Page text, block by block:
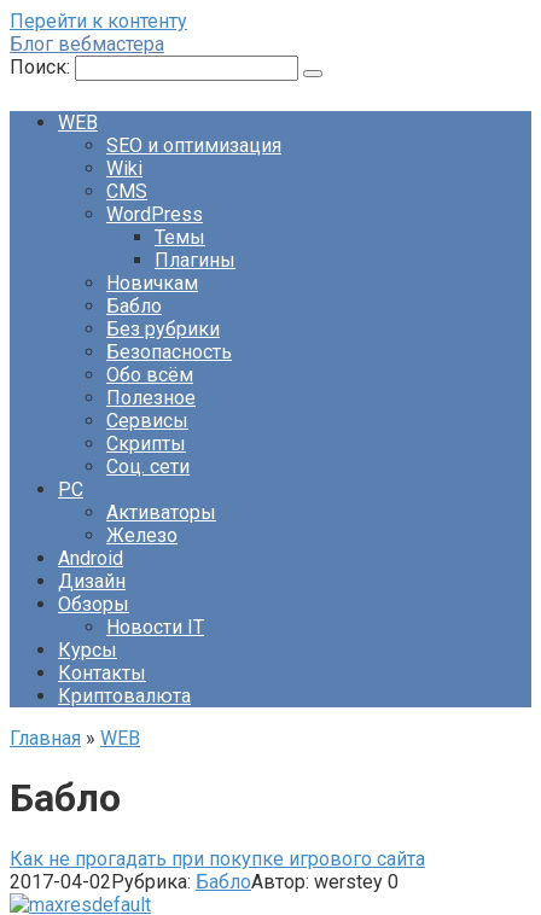
Перейти к контенту
Блог вебмастера
Поиск:
WEB
SEO и оптимизация
Wiki
CMS
WordPress
Темы
Плагины
Новичкам
Бабло
Без рубрики
Безопасность
Обо всём
Полезное
Сервисы
Скрипты
Соц. сети
PC
Активаторы
Железо
Android
Дизайн
Обзоры
Новости IT
Курсы
Контакты
Криптовалюта
Главная » WEB
Бабло
Как не прогадать при покупке игрового сайта
2017-04-02Рубрика: БаблоАвтор: werstey 0